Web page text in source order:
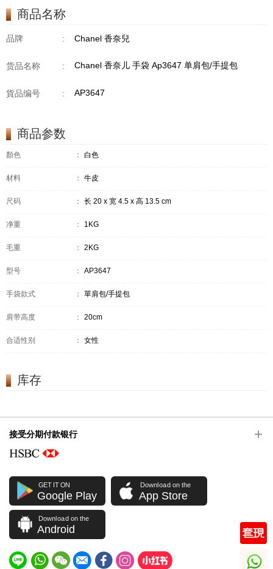
商品名称
品牌 : Chanel 香奈兒
货品名称 : Chanel 香奈儿 手袋 Ap3647 单肩包/手提包
貨品编号 : AP3647
商品参数
顏色 ： 白色
材料 ： 牛皮
尺码 ： 长 20 x 宽 4.5 x 高 13.5 cm
净重 ： 1KG
毛重 ： 2KG
型号 ： AP3647
手袋款式 ： 單肩包/手提包
肩带高度 ： 20cm
合适性别 ： 女性
库存
接受分期付款银行
GET IT ON
Google Play
Download on the
App Store
Download on the
Android